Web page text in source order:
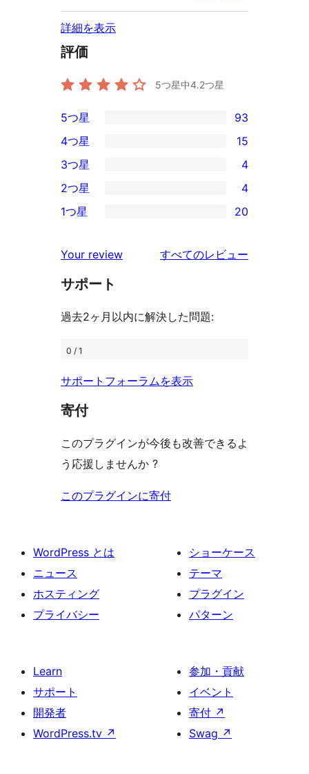
詳細を表示
評価
5つ星中4.2つ星
93
5-
星
レ
ビ
ー
5つ星 93
4-
星
レ
ュ
ー
4つ星 15
4
3-
星
ビ
ュ
3つ星 4
2-
レ
ビ
ー
2つ星 4
20
星
レ
ュ
ー
1つ星 20
Your review すべてのレビュー
サポート
過去2ヶ月以内に解決した問題:
0 / 1
サポートフォーラムを表示
寄付
このプラグインが今後も改善できるよ
う応援しませんか ?
このプラグインに寄付
WordPress とは
ニュース
ホスティング
プライバシー
ショーケース
テーマ
プラグイン
パターン
Learn
サポート
開発者
WordPress.tv ↗
参加・貢献
イベント
寄付 ↗
Swag ↗